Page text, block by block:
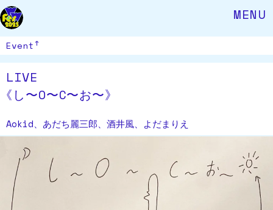
MENU
Event
LIVE
《 し〜O〜C〜お〜》
Aokid、あだち麗三郎、酒井風、よだまりえ